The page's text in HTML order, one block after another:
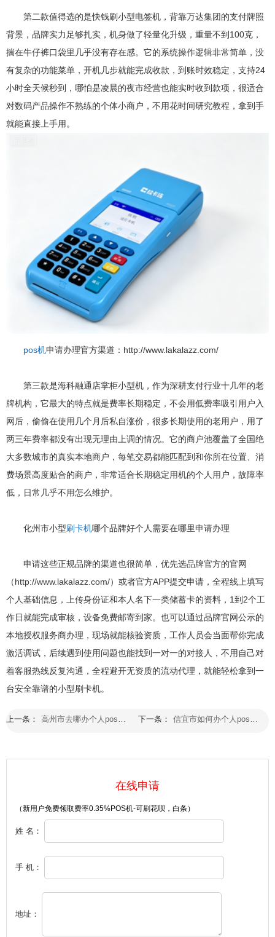
第二款值得选的是快钱刷小型电签机，背靠万达集团的支付牌照
背景，品牌实力足够扎实，机身做了轻量化升级，重量不到100克，
揣在牛仔裤口袋里几乎没有存在感。它的系统操作逻辑非常简单，没
有复杂的功能菜单，开机几步就能完成收款，到账时效稳定，支持24
小时全天候秒到，哪怕是凌晨的夜市经营也能实时收到款项，很适合
对数码产品操作不熟练的个体小商户，不用花时间研究教程，拿到手
就能直接上手用。
pos机申请办理官方渠道：http://www.lakalazz.com/
第三款是海科融通店掌柜小型机，作为深耕支付行业十几年的老
牌机构，它最大的特点就是费率长期稳定，不会用低费率吸引用户入
网后，偷偷在使用几个月后私自涨价，很多长期使用的老用户，用了
两三年费率都没有出现无理由上调的情况。它的商户池覆盖了全国绝
大多数城市的真实本地商户，每笔交易都能匹配到和你所在位置、消
费场景高度贴合的商户，非常适合长期稳定用机的个人用户，故障率
低，日常几乎不用怎么维护。
化州市小型刷卡机哪个品牌好个人需要在哪里申请办理
申请这些正规品牌的渠道也很简单，优先选品牌官方的官网
（http://www.lakalazz.com/）或者官方APP提交申请，全程线上填写
个人基础信息，上传身份证和本人名下一类储蓄卡的资料，1到2个工
作日就能完成审核，设备免费邮寄到家。也可以通过品牌官网公示的
本地授权服务商办理，现场就能核验资质，工作人员会当面帮你完成
激活调试，后续遇到使用问题也能找到一对一的对接人，不用自己对
着客服热线反复沟通，全程避开无资质的流动代理，就能轻松拿到一
台安全靠谱的小型刷卡机。
上一条： 下一条：
在线申请
（新用户免费领取费率0.35%POS机-可刷花呗，白条）
姓 名：
手 机：
地址：